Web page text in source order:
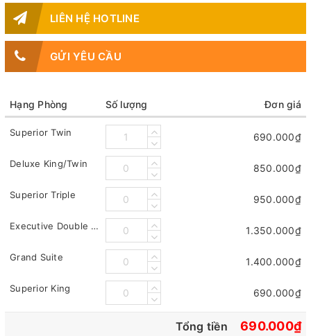
LIÊN HỆ HOTLINE
GỬI YÊU CẦU
Hạng Phòng Số lượng Đơn giá
Superior Twin 690.000₫
Deluxe King/Twin 850.000₫
Superior Triple 950.000₫
Executive Double Suite 1.350.000₫
Grand Suite 1.400.000₫
Superior King 690.000₫
Tổng tiền 690.000₫